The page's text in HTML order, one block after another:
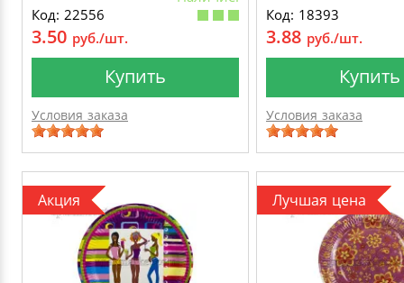
Код: 22556
3.50 руб./шт.
Купить
Условия заказа
Код: 18393
3.88 руб./шт.
Купить
Условия заказа
Акция Лучшая цена